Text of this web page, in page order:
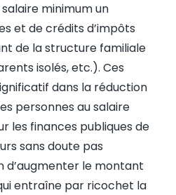
minimum un
et de crédits d’impôts
de la structure familiale
isolés, etc.). Ces
dans la réduction
personnes au salaire
les finances publiques de
sans doute pas
d’augmenter le montant
entraîne par ricochet la